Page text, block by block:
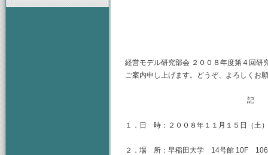
経営モデル研究部会 ２００８年度第４回研
ご案内申し上げます。どうぞ、よろしくお
記
１．日 時：２００８年１１月１５日（
２．場 所：早稲田大学 14号館 10F